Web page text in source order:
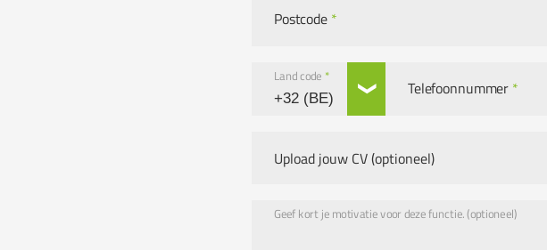
Postcode *
Land code *
Telefoonnummer *
Upload jouw CV (optioneel)
Geef kort je motivatie voor deze functie. (optioneel)